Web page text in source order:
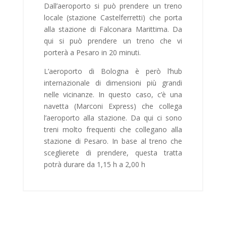
Dall’aeroporto si può prendere un treno
locale (stazione Castelferretti) che porta
alla stazione di Falconara Marittima. Da
qui si può prendere un treno che vi
porterà a Pesaro in 20 minuti.
L’aeroporto di Bologna è però l’hub
internazionale di dimensioni più grandi
nelle vicinanze. In questo caso, c’è una
navetta (Marconi Express) che collega
l’aeroporto alla stazione. Da qui ci sono
treni molto frequenti che collegano alla
stazione di Pesaro. In base al treno che
sceglierete di prendere, questa tratta
potrà durare da 1,15 h a 2,00 h